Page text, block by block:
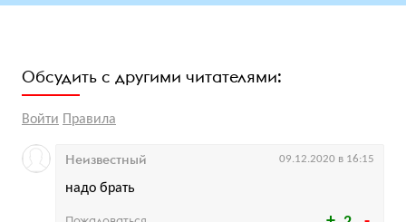
Обсудить с другими читателями:
Войти Правила
надо брать
Неизвестный 09.12.2020 в 16:15